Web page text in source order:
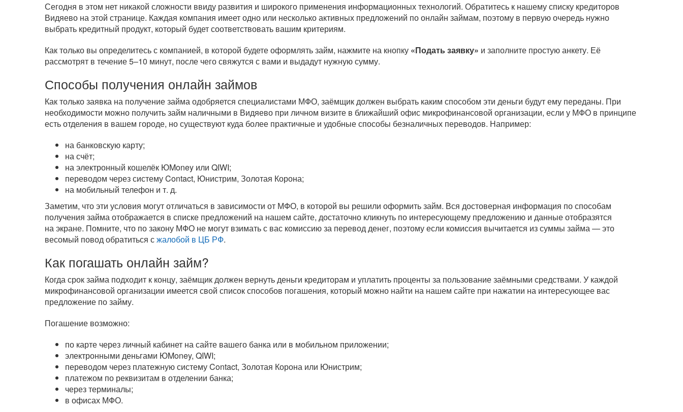
Сегодня в этом нет никакой сложности ввиду развития и широкого применения информационных технологий. Обратитесь к нашему списку кредиторов
Видяево на этой странице. Каждая компания имеет одно или несколько активных предложений по онлайн займам, поэтому в первую очередь нужно
выбрать кредитный продукт, который будет соответствовать вашим критериям.
Как только вы определитесь с компанией, в которой будете оформлять займ, нажмите на кнопку «Подать заявку» и заполните простую анкету. Её
рассмотрят в течение 5–10 минут, после чего свяжутся с вами и выдадут нужную сумму.
Способы получения онлайн займов
Как только заявка на получение займа одобряется специалистами МФО, заёмщик должен выбрать каким способом эти деньги будут ему переданы. При
необходимости можно получить займ наличными в Видяево при личном визите в ближайший офис микрофинансовой организации, если у МФО в принципе
есть отделения в вашем городе, но существуют куда более практичные и удобные способы безналичных переводов. Например:
на банковскую карту;
на счёт;
на электронный кошелёк ЮMoney или QIWI;
переводом через систему Contact, Юнистрим, Золотая Корона;
на мобильный телефон и т. д.
Заметим, что эти условия могут отличаться в зависимости от МФО, в которой вы решили оформить займ. Вся достоверная информация по способам
получения займа отображается в списке предложений на нашем сайте, достаточно кликнуть по интересующему предложению и данные отобразятся
на экране. Помните, что по закону МФО не могут взимать с вас комиссию за перевод денег, поэтому если комиссия вычитается из суммы займа — это
весомый повод обратиться сжалобой в ЦБ РФ.
Как погашать онлайн займ?
Когда срок займа подходит к концу, заёмщик должен вернуть деньги кредиторам и уплатить проценты за пользование заёмными средствами. У каждой
микрофинансовой организации имеется свой список способов погашения, который можно найти на нашем сайте при нажатии на интересующее вас
предложение по займу.
Погашение возможно:
по карте через личный кабинет на сайте вашего банка или в мобильном приложении;
электронными деньгами ЮMoney, QIWI;
переводом через платежную систему Contact, Золотая Корона или Юнистрим;
платежом по реквизитам в отделении банка;
через терминалы;
в офисах МФО.